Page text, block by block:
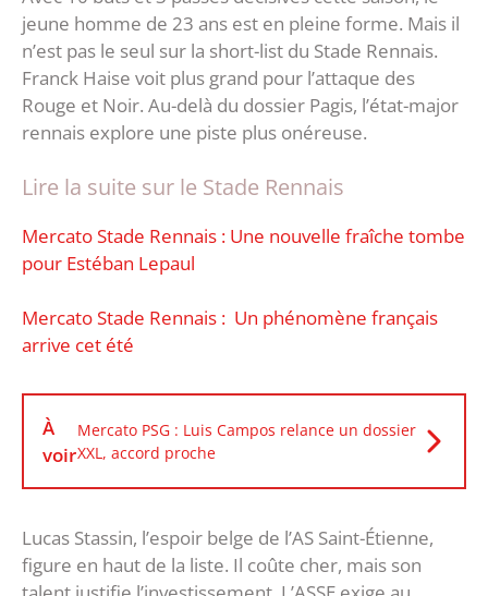
jeune homme de 23 ans est en pleine forme. Mais il
n’est pas le seul sur la short-list du Stade Rennais.
Franck Haise voit plus grand pour l’attaque des
Rouge et Noir. Au-delà du dossier Pagis, l’état-major
rennais explore une piste plus onéreuse.
Lire la suite sur le Stade Rennais
Mercato Stade Rennais : Une nouvelle fraîche tombe
pour Estéban Lepaul
Mercato Stade Rennais : Un phénomène français
arrive cet été
À
voir
Mercato PSG : Luis Campos relance un dossier
XXL, accord proche
Lucas Stassin, l’espoir belge de l’AS Saint-Étienne,
figure en haut de la liste. Il coûte cher, mais son